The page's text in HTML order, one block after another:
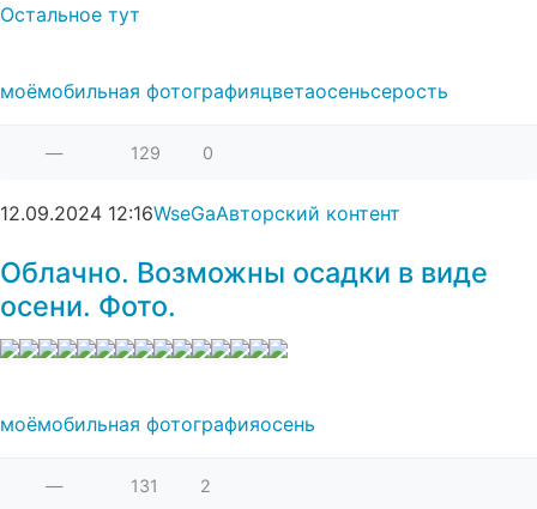
Остальное тут​
моёмобильная фотографияцветаосеньсерость
— 129 0
12.09.2024 12:16WseGaАвторский контент
Облачно. Возможны осадки в виде
осени. Фото.
моёмобильная фотографияосень
— 131 2